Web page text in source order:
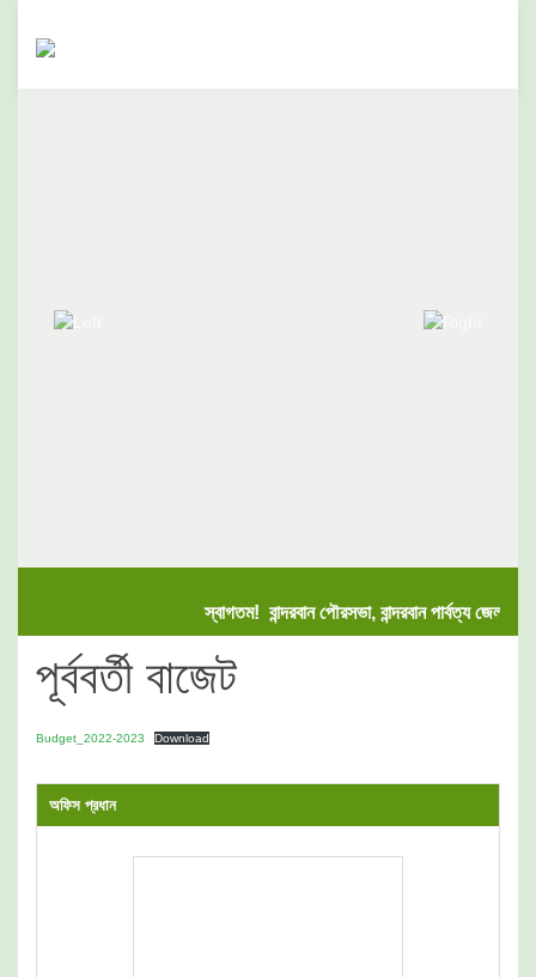
স্বাগতম! বান্দরবান পৌরসভা, বান্দরবান পার্বত্য
পূর্ববর্তী বাজেট
Budget_2022-2023 Download
অফিস প্রধান